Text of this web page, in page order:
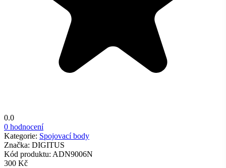
0.0
0 hodnocení
Kategorie: Spojovací body
Značka: DIGITUS
Kód produktu: ADN9006N
300 Kč